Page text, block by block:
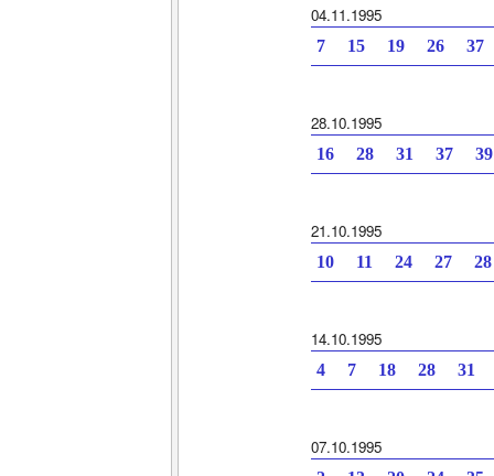
04.11.1995
7 15 19 26 37
28.10.1995
16 28 31 37
21.10.1995
10 11 24 27
14.10.1995
4 7 18 28 31
07.10.1995